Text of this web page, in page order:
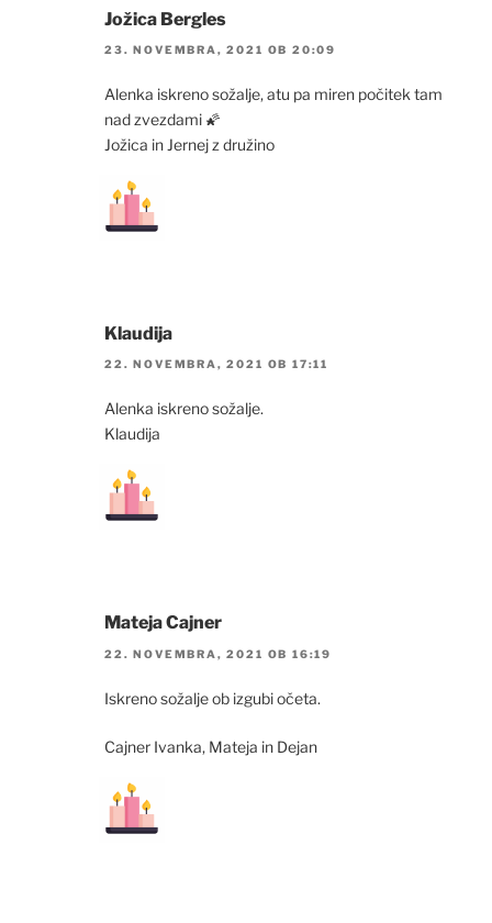
Jožica Bergles
23. NOVEMBRA, 2021 OB 20:09
Alenka iskreno sožalje, atu pa miren počitek tam
nad zvezdami 🌠
Jožica in Jernej z družino
Klaudija
22. NOVEMBRA, 2021 OB 17:11
Alenka iskreno sožalje.
Klaudija
Mateja Cajner
22. NOVEMBRA, 2021 OB 16:19
Iskreno sožalje ob izgubi očeta.
Cajner Ivanka, Mateja in Dejan